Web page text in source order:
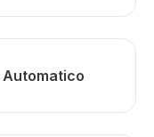
Automatico